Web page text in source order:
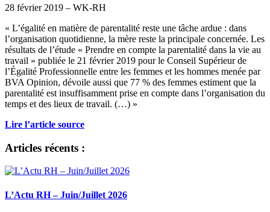
28 février 2019 – WK-RH
« L’égalité en matière de parentalité reste une tâche ardue : dans
l’organisation quotidienne, la mère reste la principale concernée. Les
résultats de l’étude « Prendre en compte la parentalité dans la vie au
travail » publiée le 21 février 2019 pour le Conseil Supérieur de
l’Égalité Professionnelle entre les femmes et les hommes menée par
BVA Opinion, dévoile aussi que 77 % des femmes estiment que la
parentalité est insuffisamment prise en compte dans l’organisation du
temps et des lieux de travail. (…) »
Lire l’article source
Articles récents :
L’Actu RH – Juin/Juillet 2026